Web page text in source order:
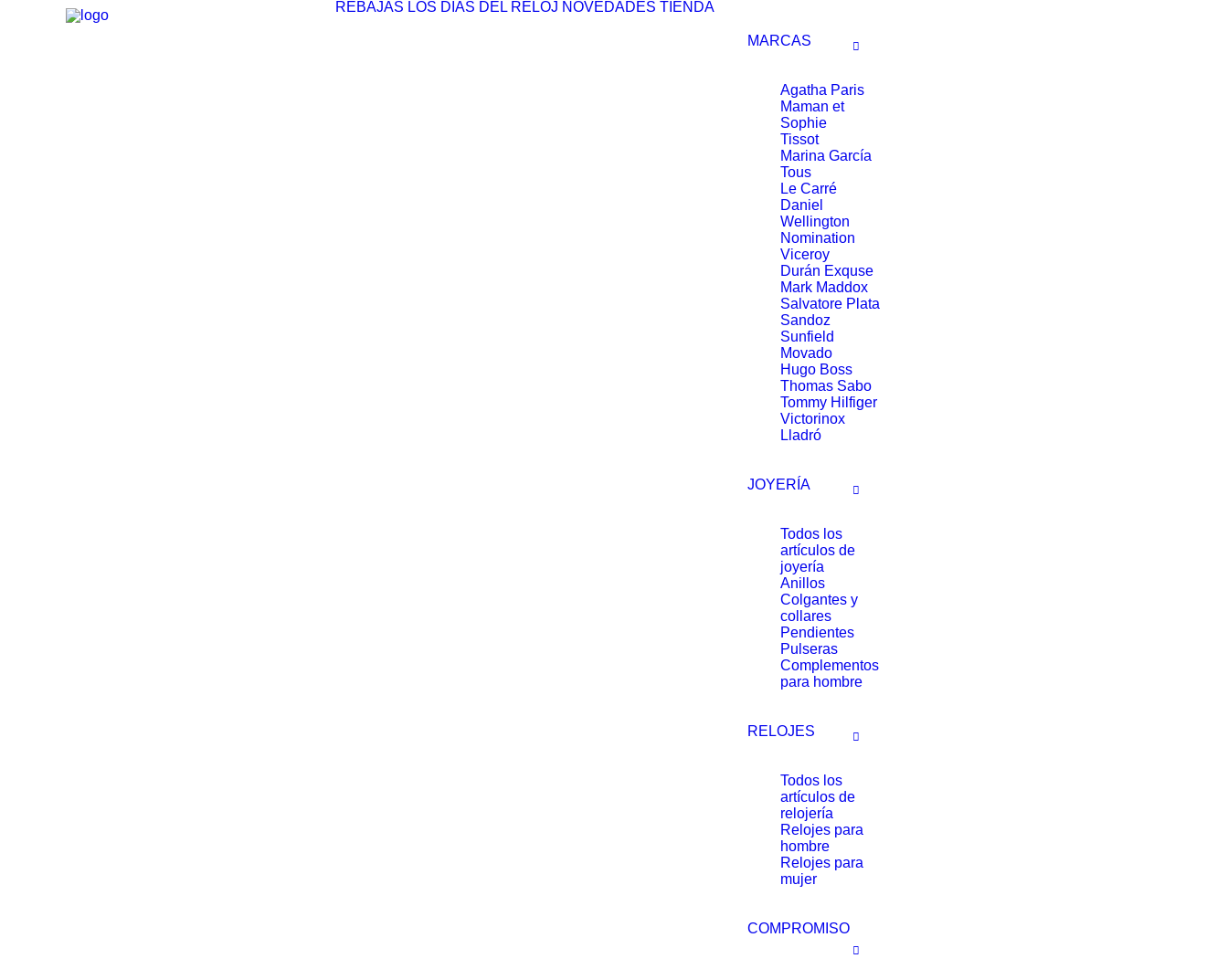
REBAJAS LOS DÍAS DEL RELOJ NOVEDADES TIENDA
MARCAS
Agatha Paris
Maman et
Sophie
Tissot
Marina García
Tous
Le Carré
Daniel
Wellington
Nomination
Viceroy
Durán Exquse
Mark Maddox
Salvatore Plata
Sandoz
Sunfield
Movado
Hugo Boss
Thomas Sabo
Tommy Hilfiger
Victorinox
Lladró
JOYERÍA
Todos los
artículos de
joyería
Anillos
Colgantes y
collares
Pendientes
Pulseras
Complementos
para hombre
RELOJES
Todos los
artículos de
relojería
Relojes para
hombre
Relojes para
mujer
COMPROMISO